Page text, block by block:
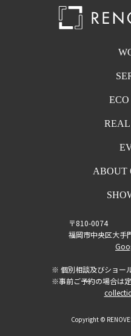
REAL
ABOUT
〒810-0074
福岡市中央区大手
※ 個別相談及びショー
※事前ご予約の場合は定
Copyright ©